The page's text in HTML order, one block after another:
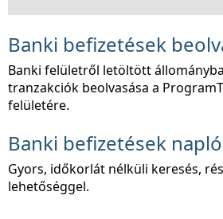
Banki befizetések
Banki felületről letöltött
tranzakciók beolvasása a
felületére.
Banki befizetések napló
Gyors, időkorlát nélküli keresés,
lehetőséggel.